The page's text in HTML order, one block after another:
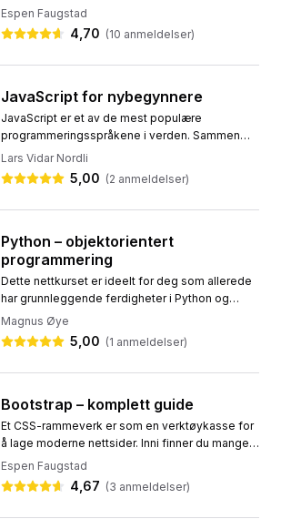
og gratis kodeeditor utviklet av Microsoft. Med
dette programmet...
Espen Faugstad
4,70 (10 anmeldelser)
JavaScript for nybegynnere
JavaScript er et av de mest populære
programmeringsspråkene i verden. Sammen
med HTML og CSS danner det grunnlaget for
moderne webutvikling. I dette kurset vil...
Lars Vidar Nordli
5,00 (2 anmeldelser)
Python – objektorientert
programmering
Dette nettkurset er ideelt for deg som allerede
har grunnleggende ferdigheter i Python og
ønsker å lære objektorientert programmering.
Gjennom kurset vil du...
Magnus Øye
5,00 (1 anmeldelser)
Bootstrap – komplett guide
Et CSS-rammeverk er som en verktøykasse for
å lage moderne nettsider. Inni finner du mange
oppskrifter som hjelper deg med å bygge ulike
deler av en nettside...
Espen Faugstad
4,67 (3 anmeldelser)